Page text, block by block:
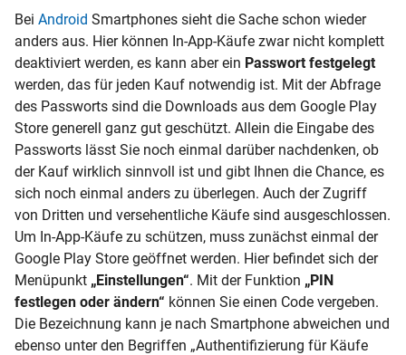
Bei Android Smartphones sieht die Sache schon wieder
anders aus. Hier können In-App-Käufe zwar nicht komplett
deaktiviert werden, es kann aber ein Passwort festgelegt
werden, das für jeden Kauf notwendig ist. Mit der Abfrage
des Passworts sind die Downloads aus dem Google Play
Store generell ganz gut geschützt. Allein die Eingabe des
Passworts lässt Sie noch einmal darüber nachdenken, ob
der Kauf wirklich sinnvoll ist und gibt Ihnen die Chance, es
sich noch einmal anders zu überlegen. Auch der Zugriff
von Dritten und versehentliche Käufe sind ausgeschlossen.
Um In-App-Käufe zu schützen, muss zunächst einmal der
Google Play Store geöffnet werden. Hier befindet sich der
Menüpunkt „Einstellungen“. Mit der Funktion „PIN
festlegen oder ändern“ können Sie einen Code vergeben.
Die Bezeichnung kann je nach Smartphone abweichen und
ebenso unter den Begriffen „Authentifizierung für Käufe